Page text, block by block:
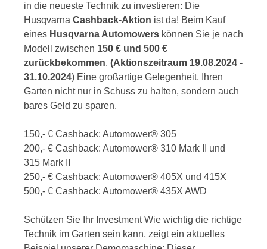
in die neueste Technik zu investieren: Die
Husqvarna Cashback-Aktion ist da! Beim Kauf
eines Husqvarna Automowers können Sie je nach
Modell zwischen 150 € und 500 €
zurückbekommen. (Aktionszeitraum 19.08.2024 -
31.10.2024) Eine großartige Gelegenheit, Ihren
Garten nicht nur in Schuss zu halten, sondern auch
bares Geld zu sparen.
150,- € Cashback: Automower® 305
200,- € Cashback: Automower® 310 Mark II und
315 Mark II
250,- € Cashback: Automower® 405X und 415X
500,- € Cashback: Automower® 435X AWD
Schützen Sie Ihr Investment Wie wichtig die richtige
Technik im Garten sein kann, zeigt ein aktuelles